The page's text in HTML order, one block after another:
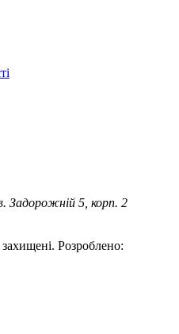
Задорожній 5, корп. 2
Розроблено: